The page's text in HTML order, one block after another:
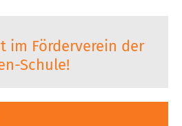
im Förderverein der
Schule!